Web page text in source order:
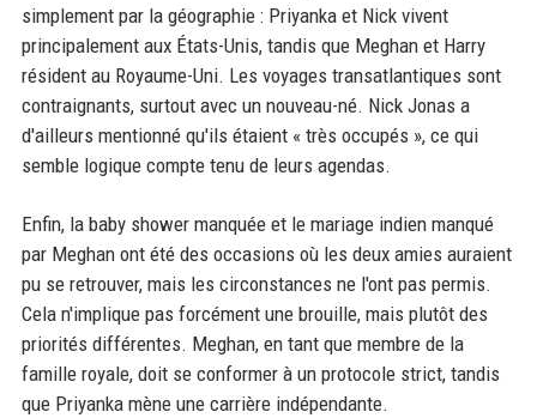
simplement par la géographie : Priyanka et Nick vivent
principalement aux États-Unis, tandis que Meghan et Harry
résident au Royaume-Uni. Les voyages transatlantiques sont
contraignants, surtout avec un nouveau-né. Nick Jonas a
d'ailleurs mentionné qu'ils étaient « très occupés », ce qui
semble logique compte tenu de leurs agendas.
Enfin, la baby shower manquée et le mariage indien manqué
par Meghan ont été des occasions où les deux amies auraient
pu se retrouver, mais les circonstances ne l'ont pas permis.
Cela n'implique pas forcément une brouille, mais plutôt des
priorités différentes. Meghan, en tant que membre de la
famille royale, doit se conformer à un protocole strict, tandis
que Priyanka mène une carrière indépendante.